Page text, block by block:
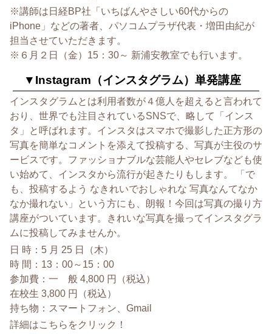
※講師は日経BP社「 いちばんやさしい60代からの
iPhone」などの著者、 パソコムプラザ代表・増田由紀が
担当させていただきます。
※６月２日（金）15：30～ 新浦安教室でも行います。
▼Instagram（インスタグラム）単発講座
インスタグラムとは利用者数が４億人を超えると言われて
おり、 世界でも注目されているSNSで、略して「インス
タ」
と呼ばれます。 インスタはスマホで撮影した正方形の
写真を簡単なコメントを添え て投稿する、写真が主役のサ
ービスです。 ファッショナブルな芸能人やセレブなども使
い始めて、 インスタから流行が起きたりもします。 「で
も、投稿するよう なきれいでおしゃれな 写真なんてなか
なか撮れない」という方にも、朗報！ 今回は写真の撮り方
講座がついています。
きれいな写真を撮ってインスタグラ
ムに投稿してみませんか。
日 時：5 月 25 日（木）
時 間：13：00～15：00
参加費：一 般 4,800 円（税込）
在校生 3,800 円（税込）
持ち物：スマートフォン、Gmail
詳細はこちらをクリック！